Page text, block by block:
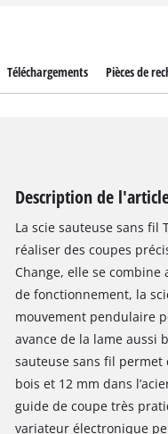
Téléchargements Pièces de
Description de
La scie sauteuse sans fil
réaliser des coupes
Change, elle se
de fonctionnement, la
mouvement pendulaire
avance de la lame aussi
sauteuse sans fil permet
bois et 12 mm dans
guide de coupe très
variateur électronique